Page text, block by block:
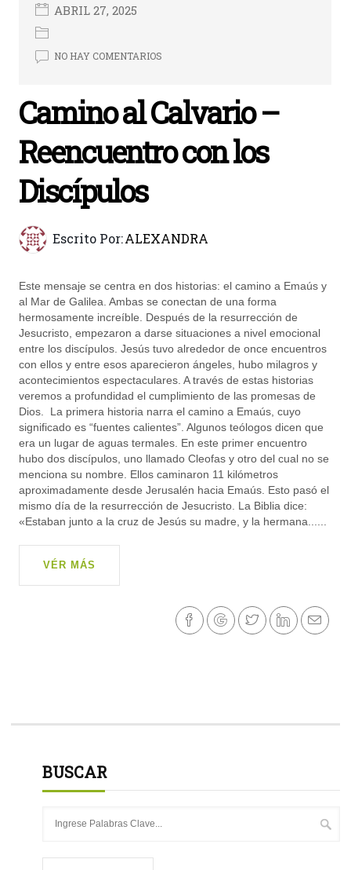
ABRIL 27, 2025
NO HAY COMENTARIOS
Camino al Calvario –
Reencuentro con los
Discípulos
Escrito Por:ALEXANDRA
Este mensaje se centra en dos historias: el camino a Emaús y
al Mar de Galilea. Ambas se conectan de una forma
hermosamente increíble. Después de la resurrección de
Jesucristo, empezaron a darse situaciones a nivel emocional
entre los discípulos. Jesús tuvo alrededor de once encuentros
con ellos y entre esos aparecieron ángeles, hubo milagros y
acontecimientos espectaculares. A través de estas historias
veremos a profundidad el cumplimiento de las promesas de
Dios. La primera historia narra el camino a Emaús, cuyo
significado es “fuentes calientes”. Algunos teólogos dicen que
era un lugar de aguas termales. En este primer encuentro
hubo dos discípulos, uno llamado Cleofas y otro del cual no se
menciona su nombre. Ellos caminaron 11 kilómetros
aproximadamente desde Jerusalén hacia Emaús. Esto pasó el
mismo día de la resurrección de Jesucristo. La Biblia dice:
«Estaban junto a la cruz de Jesús su madre, y la hermana......
VÉR MÁS
BUSCAR